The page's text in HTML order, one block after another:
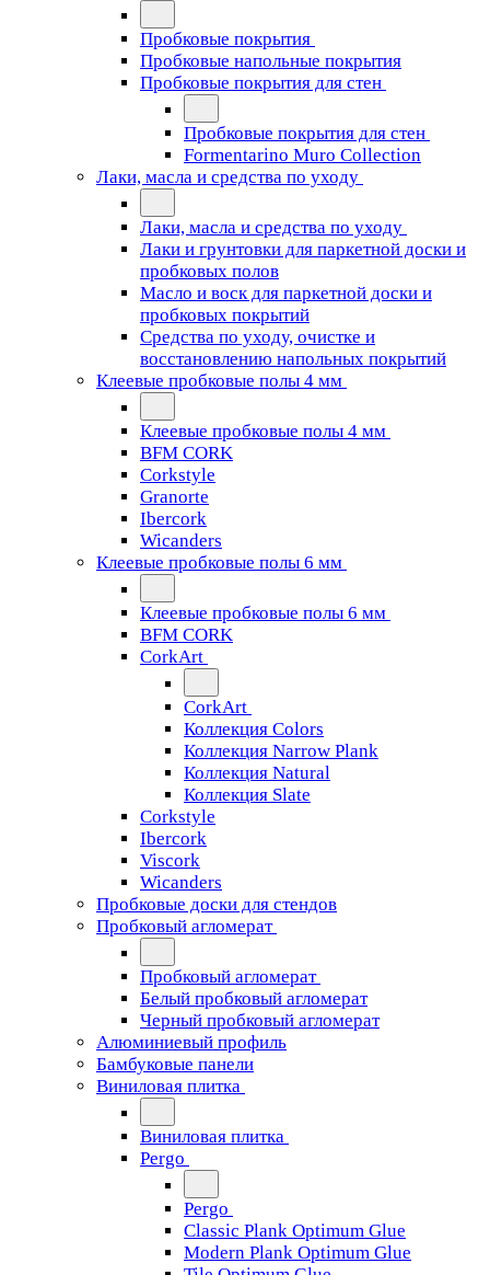
Пробковые покрытия
Пробковые напольные покрытия
Пробковые покрытия для стен
Пробковые покрытия для стен
Formentarino Muro Collection
Лаки, масла и средства по уходу
Лаки, масла и средства по уходу
Лаки и грунтовки для паркетной доски и
пробковых полов
Масло и воск для паркетной доски и
пробковых покрытий
Средства по уходу, очистке и
восстановлению напольных покрытий
Клеевые пробковые полы 4 мм
Клеевые пробковые полы 4 мм
BFM CORK
Corkstyle
Granorte
Ibercork
Wicanders
Клеевые пробковые полы 6 мм
Клеевые пробковые полы 6 мм
BFM CORK
CorkArt
CorkArt
Коллекция Colors
Коллекция Narrow Plank
Коллекция Natural
Коллекция Slate
Corkstyle
Ibercork
Viscork
Wicanders
Пробковые доски для стендов
Пробковый агломерат
Пробковый агломерат
Белый пробковый агломерат
Черный пробковый агломерат
Алюминиевый профиль
Бамбуковые панели
Виниловая плитка
Виниловая плитка
Pergo
Pergo
Classic Plank Optimum Glue
Modern Plank Optimum Glue